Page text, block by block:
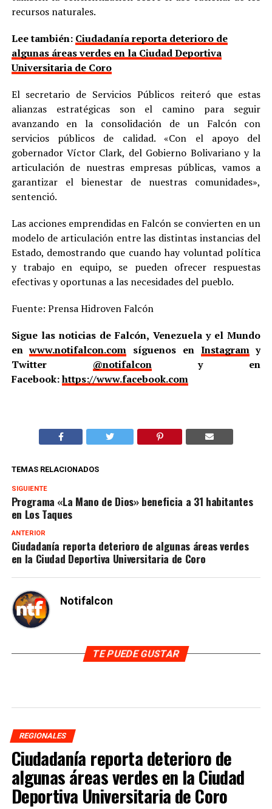
recursos naturales.
Lee también: Ciudadanía reporta deterioro de
algunas áreas verdes en la Ciudad Deportiva
Universitaria de Coro
El secretario de Servicios Públicos reiteró que estas
alianzas estratégicas son el camino para seguir
avanzando en la consolidación de un Falcón con
servicios públicos de calidad. «Con el apoyo del
gobernador Víctor Clark, del Gobierno Bolivariano y la
articulación de nuestras empresas públicas, vamos a
garantizar el bienestar de nuestras comunidades»,
sentenció.
Las acciones emprendidas en Falcón se convierten en un
modelo de articulación entre las distintas instancias del
Estado, demostrando que cuando hay voluntad política
y trabajo en equipo, se pueden ofrecer respuestas
efectivas y oportunas a las necesidades del pueblo.
Fuente: Prensa Hidroven Falcón
Sigue las noticias de Falcón, Venezuela y el Mundo
enwww.notifalcon.com síguenos en Instagramy
Twitter @notifalcony en
Facebook:https://www.facebook.com
TEMAS RELACIONADOS
SIGUIENTE
Programa «La Mano de Dios» beneficia a 31 habitantes
en Los Taques
ANTERIOR
Ciudadanía reporta deterioro de algunas áreas verdes
en la Ciudad Deportiva Universitaria de Coro
Notifalcon
TE PUEDE GUSTAR
REGIONALES
Ciudadanía reporta deterioro de
algunas áreas verdes en la Ciudad
Deportiva Universitaria de Coro